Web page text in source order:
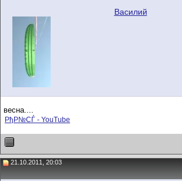
Василий
весна....
РђР№СЃ - YouTube
21.10.2011, 20:03